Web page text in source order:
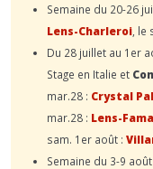
Semaine du 20-26
Lens-Charleroi ,
Du 28 juillet au 1er
Stage en Italie et
mar.28 : Crystal
mar.28 : Lens-
sam. 1er août :
Semaine du 3-9 août